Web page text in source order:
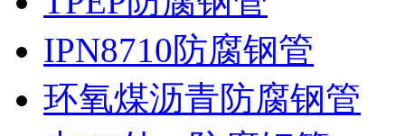
IPN8710防腐钢管
环氧煤沥青防腐钢管